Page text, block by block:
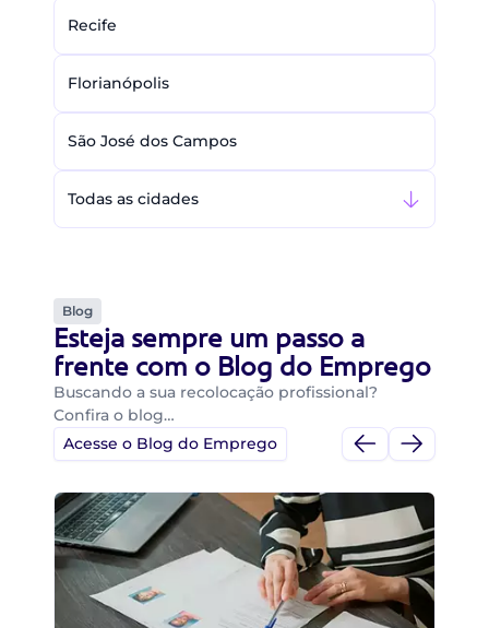
Recife
Florianópolis
São José dos Campos
Todas as cidades
Blog
Esteja sempre um passo a
frente com o Blog do Emprego
Buscando a sua recolocação profissional?
Confira o blog…
Acesse o Blog do Emprego